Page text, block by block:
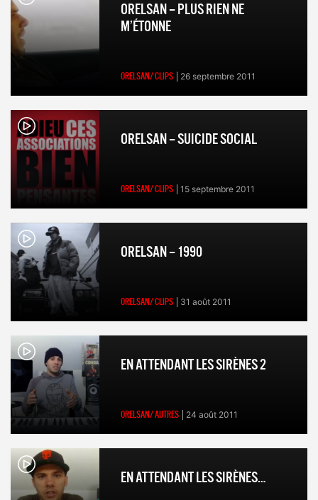
ORELSAN – PLUS RIEN NE
M’ÉTONNE
ORELSAN/ CLIPS 26 septembre 2011
ORELSAN – SUICIDE SOCIAL
ORELSAN/ CLIPS 15 septembre 2011
ORELSAN – 1990
ORELSAN/ CLIPS 31 août 2011
EN ATTENDANT LES SIRÈNES 2
ORELSAN/ AUTRES 24 août 2011
EN ATTENDANT LES SIRÈNES…